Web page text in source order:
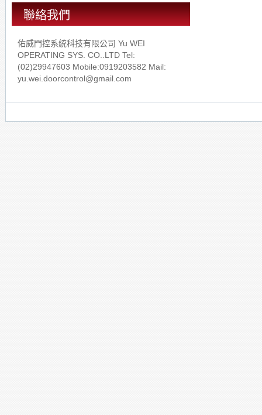
聯絡我們
佑威門控系統科技有限公司 Yu WEI
OPERATING SYS. CO..LTD Tel:
(02)29947603 Mobile:0919203582 Mail:
yu.wei.doorcontrol@gmail.com